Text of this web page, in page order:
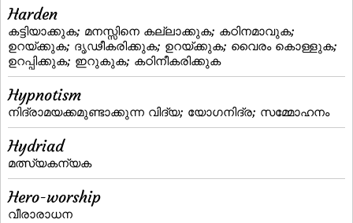
Harden
കട്ടിയാക്കുക; മനസ്സിനെ കല്ലാക്കുക; കഠിനമാവുക;
ഉറയ്ക്കുക; ദൃഢീകരിക്കുക; ഉറയ്‌ക്കുക; വൈരം കൊള്ളുക;
ഉറപ്പിക്കുക; ഇറുകുക; കഠിനീകരിക്കുക
Hypnotism
നിദ്രാമയക്കമുണ്ടാക്കുന്ന വിദ്യ; യോഗനിദ്ര; സമ്മോഹനം
Hydriad
മത്സ്യകന്യക
Hero-worship
വീരാരാധന